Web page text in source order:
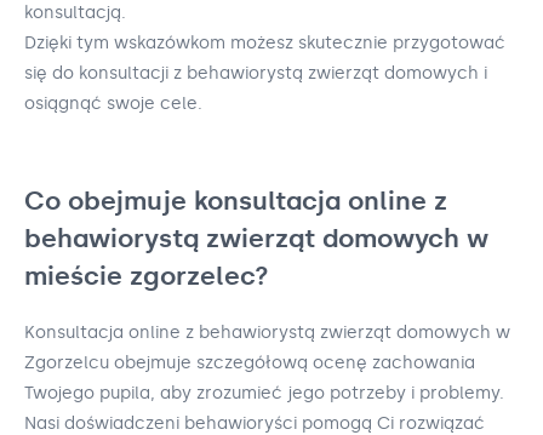
konsultacją.
Dzięki tym wskazówkom możesz skutecznie przygotować
się do konsultacji z behawiorystą zwierząt domowych i
osiągnąć swoje cele.
Co obejmuje konsultacja online z
behawiorystą zwierząt domowych w
mieście zgorzelec?
Konsultacja online z behawiorystą zwierząt domowych w
Zgorzelcu obejmuje szczegółową ocenę zachowania
Twojego pupila, aby zrozumieć jego potrzeby i problemy.
Nasi doświadczeni behawioryści pomogą Ci rozwiązać